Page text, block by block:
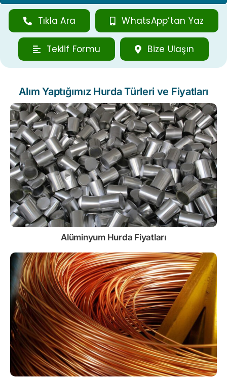
Tıkla Ara WhatsApp’tan Yaz
Teklif Formu Bize Ulaşın
Alım Yaptığımız Hurda Türleri ve Fiyatları
Alüminyum Hurda Fiyatları